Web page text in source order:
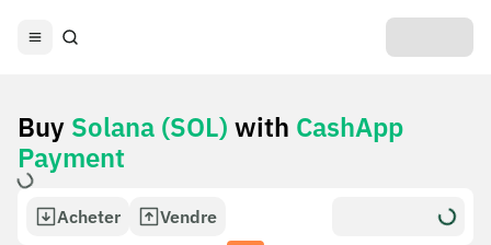
Buy Solana (SOL) with CashApp
Payment
Acheter Vendre